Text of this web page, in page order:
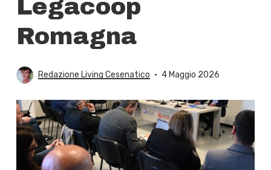
Legacoop
Romagna
Redazione Living Cesenatico 4 Maggio 2026